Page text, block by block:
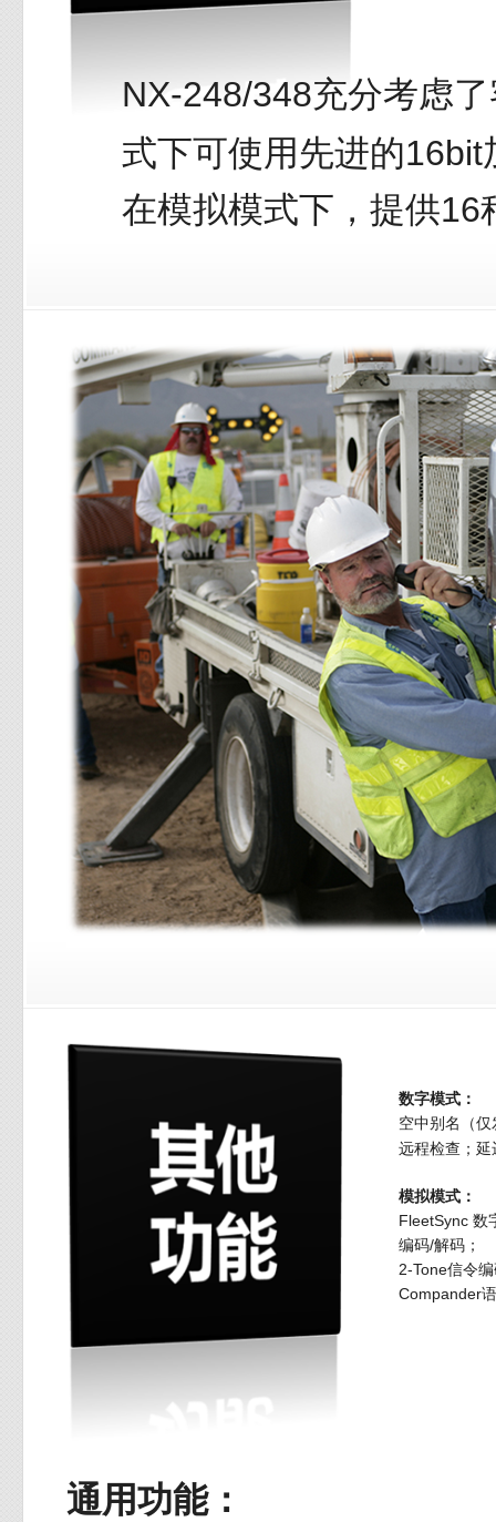
NX-248/348充分考虑
式下可使用先进的
在模拟模式下，提供
数字模式：
空中别名（
远程检查；
模拟模式：
FleetSync 数
编码/解码；
2-Tone信令
Compander
通用功能：